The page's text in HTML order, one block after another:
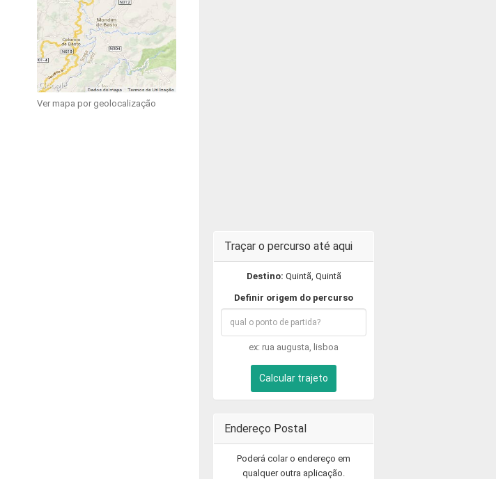
Ver mapa por geolocalização
Traçar o percurso até aqui
Destino: Quintã, Quintã
Definir origem do percurso
ex: rua augusta, lisboa
Calcular trajeto
Endereço Postal
Poderá colar o endereço em
qualquer outra aplicação.